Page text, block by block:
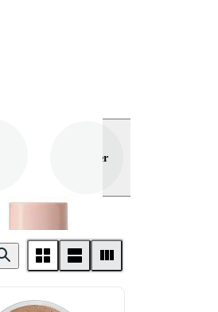
Visa mer
. f . Cosmetics